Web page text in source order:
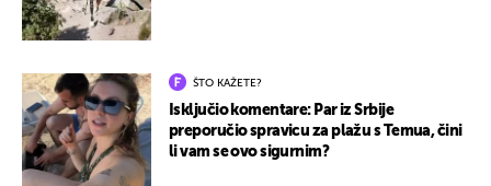
ŠTO KAŽETE?
Isključio komentare: Par iz Srbije
preporučio spravicu za plažu s Temua, čini
li vam se ovo sigurnim?